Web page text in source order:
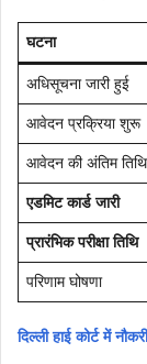
घटना
अधिसूचना जारी हुई
आवेदन प्रक्रिया शुरू
आवेदन की अंतिम तिथि
एडमिट कार्ड जारी
प्रारंभिक परीक्षा तिथि
परिणाम घोषणा
दिल्ली हाई कोर्ट में